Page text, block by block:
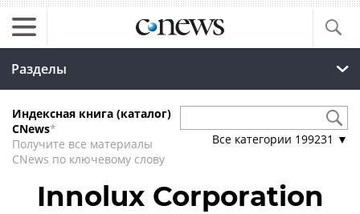
Разделы
Индексная книга (каталог)
CNews*
Получите все материалы
CNews по ключевому слову
Все категории 199231 ▼
Innolux Corporation